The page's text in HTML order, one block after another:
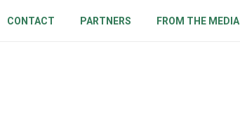
CONTACT PARTNERS FROM THE MEDIA